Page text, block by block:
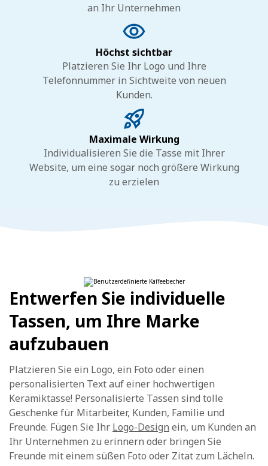
an Ihr Unternehmen
Höchst sichtbar
Platzieren Sie Ihr Logo und Ihre
Telefonnummer in Sichtweite von neuen
Kunden.
Maximale Wirkung
Individualisieren Sie die Tasse mit Ihrer
Website, um eine sogar noch größere Wirkung
zu erzielen
Entwerfen Sie individuelle
Tassen, um Ihre Marke
aufzubauen
Platzieren Sie ein Logo, ein Foto oder einen
personalisierten Text auf einer hochwertigen
Keramiktasse! Personalisierte Tassen sind tolle
Geschenke für Mitarbeiter, Kunden, Familie und
Freunde. Fügen Sie Ihr Logo-Design ein, um Kunden an
Ihr Unternehmen zu erinnern oder bringen Sie
Freunde mit einem süßen Foto oder Zitat zum Lächeln.